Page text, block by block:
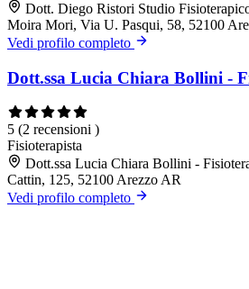
Dott. Diego Ristori Studio
Moira Mori, Via U. Pasqui, 58, 52100
Vedi profilo completo
Dott.ssa Lucia Chiara Bollini -
5 (2 recensioni )
Fisioterapista
Dott.ssa Lucia Chiara Bollini -
Cattin, 125, 52100 Arezzo AR
Vedi profilo completo